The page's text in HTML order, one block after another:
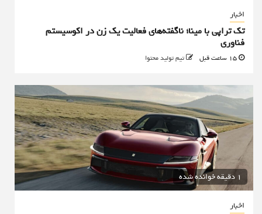
اخبار
تک تراپی با مینا؛ ناگفته‌های فعالیت یک زن در اکوسیستم
فناوری
تیم تولید محتوا
1 دقیقه خوانده شده
اخبار